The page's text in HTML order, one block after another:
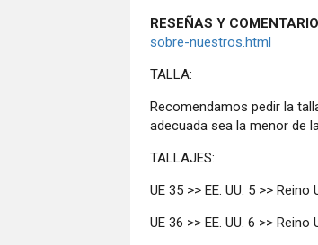
RESEÑAS Y
sobre-nuestros.html
TALLA:
Recomendamos pedir la
adecuada sea la menor de
TALLAJES:
UE 35 >> EE. UU. 5 >> Reino
UE 36 >> EE. UU. 6 >> Reino